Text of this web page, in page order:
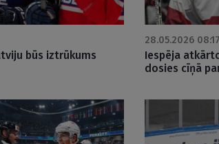
būs iztrūkums
28.05.2026 08:17
Iespēja
dosies cīņā